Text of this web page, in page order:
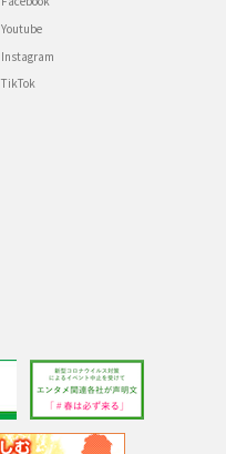
Youtube
Instagram
TikTok